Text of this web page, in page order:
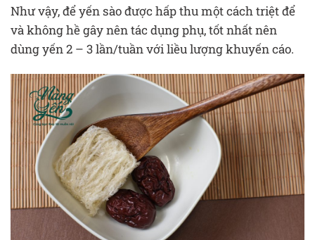
Như vậy, để yến sào được hấp thu một cách triệt để
và không hề gây nên tác dụng phụ, tốt nhất nên
dùng yến 2 – 3 lần/tuần với liều lượng khuyến cáo.